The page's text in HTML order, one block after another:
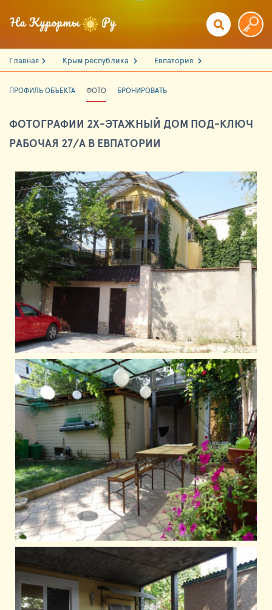
Главная Крым республика Евпатория
ПРОФИЛЬ ОБЪЕКТА ФОТО БРОНИРОВАТЬ
ФОТОГРАФИИ 2Х-ЭТАЖНЫЙ ДОМ ПОД-КЛЮЧ
РАБОЧАЯ 27/А В ЕВПАТОРИИ